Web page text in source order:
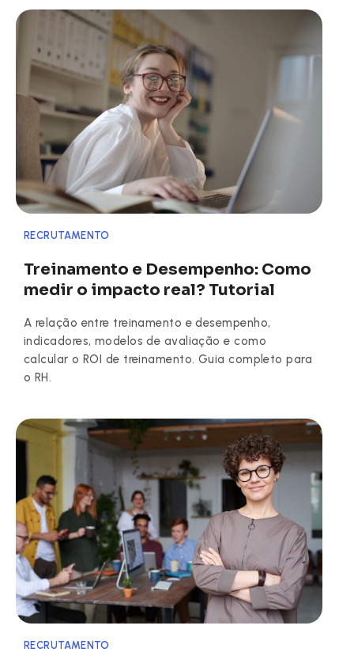
RECRUTAMENTO
Treinamento e Desempenho: Como
medir o impacto real? Tutorial
A relação entre treinamento e desempenho,
indicadores, modelos de avaliação e como
calcular o ROI de treinamento. Guia completo para
o RH.
RECRUTAMENTO